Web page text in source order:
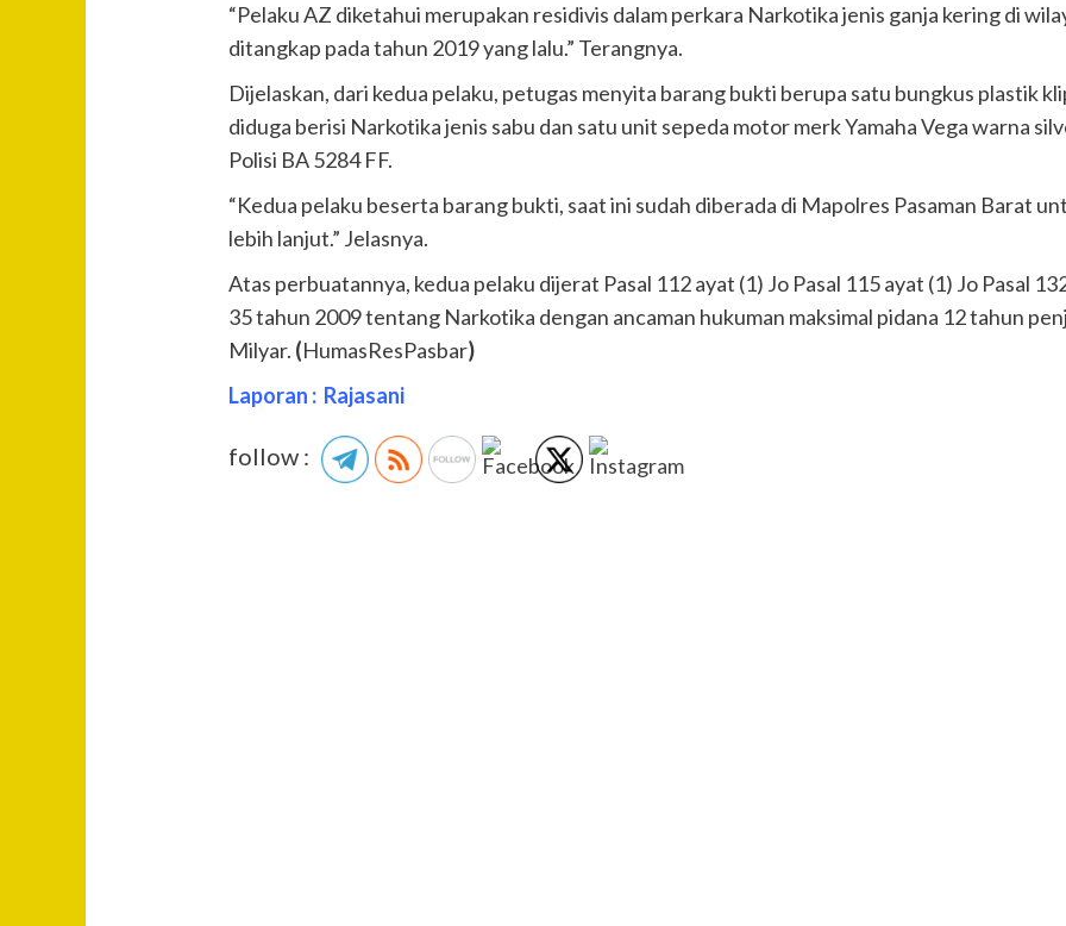
“Pelaku AZ diketahui merupakan residivis dalam perkara Narkotika jenis ganja kering di
ditangkap pada tahun 2019 yang lalu.” Terangnya.
Dijelaskan, dari kedua pelaku, petugas menyita barang bukti berupa satu bungkus plastik
diduga berisi Narkotika jenis sabu dan satu unit sepeda motor merk Yamaha Vega warna
Polisi BA 5284 FF.
“Kedua pelaku beserta barang bukti, saat ini sudah diberada di Mapolres Pasaman Barat
lebih lanjut.” Jelasnya.
Atas perbuatannya, kedua pelaku dijerat Pasal 112 ayat (1) Jo Pasal 115 ayat (1) Jo Pasal
35 tahun 2009 tentang Narkotika dengan ancaman hukuman maksimal pidana 12 tahun
Milyar. (HumasResPasbar)
Laporan : Rajasani
follow :